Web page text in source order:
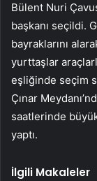
Bülent Nuri
başkanı seçildi.
bayraklarını
yurttaşlar
eşliğinde seçim
Çınar
saatlerinde
yaptı.
İlgili Makaleler